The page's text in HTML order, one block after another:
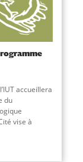
accueillera
du
vise à